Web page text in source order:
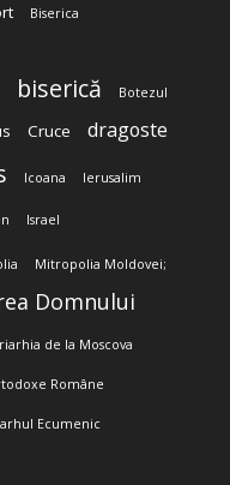
Biserica
biserică Botezul
Cruce dragoste
Icoana Ierusalim
Israel
Mitropolia Moldovei;
Domnului
de la Moscova
Române
Ecumenic